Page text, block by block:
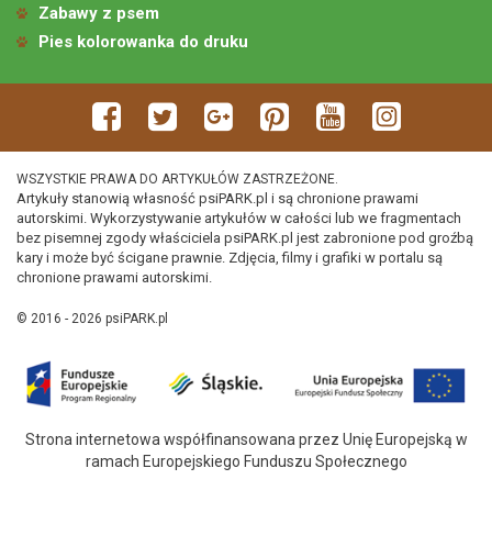
Zabawy z psem
Pies kolorowanka do druku
WSZYSTKIE PRAWA DO ARTYKUŁÓW ZASTRZEŻONE.
Artykuły stanowią własność psiPARK.pl i są chronione prawami
autorskimi. Wykorzystywanie artykułów w całości lub we fragmentach
bez pisemnej zgody właściciela psiPARK.pl jest zabronione pod groźbą
kary i może być ścigane prawnie. Zdjęcia, filmy i grafiki w portalu są
chronione prawami autorskimi.
© 2016 - 2026 psiPARK.pl
Strona internetowa współfinansowana przez Unię Europejską w
ramach Europejskiego Funduszu Społecznego